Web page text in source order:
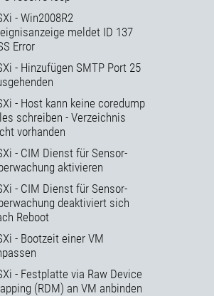
- Win2008R2
meldet ID 137
Error
- Hinzufügen SMTP Port 25
- Host kann keine coredump
schreiben - Verzeichnis
vorhanden
- CIM Dienst für Sensor-
aktivieren
- CIM Dienst für Sensor-
deaktiviert sich
Reboot
- Bootzeit einer VM
- Festplatte via Raw Device
(RDM) an VM anbinden